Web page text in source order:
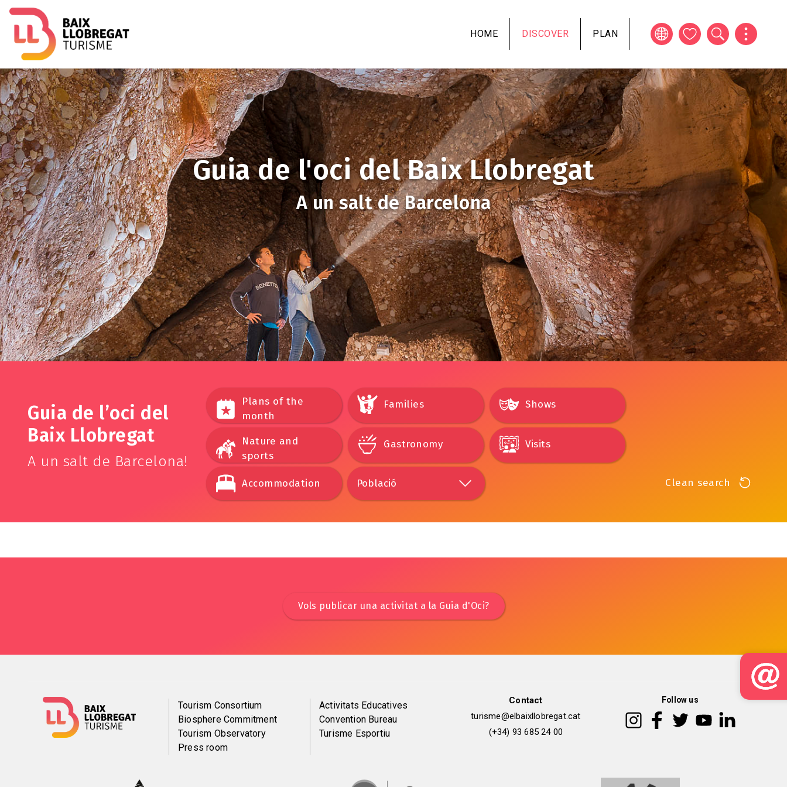
HOME DISCOVER PLAN
Image
Guia de l'oci del Baix Llobregat
A un salt de Barcelona
Guia de l’oci del
Baix Llobregat
A un salt de Barcelona!
Plans of the
month
Families Shows
Nature and
sports
Gastronomy Visits
Accommodation Clean search
Vols publicar una activitat a la Guia d'Oci?
Menú
del
Tourism Consortium
Biosphere Commitment
Tourism Observatory
Press room
Peu
de
Activitats Educatives
Convention Bureau
Turisme Esportiu
Contact
turisme@elbaixllobregat.cat
(+34) 93 685 24 00
Follow us